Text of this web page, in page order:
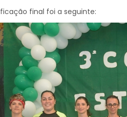
final foi a seguinte: